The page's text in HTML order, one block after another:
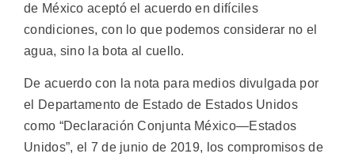
de México aceptó el acuerdo en difíciles
condiciones, con lo que podemos considerar no el
agua, sino la bota al cuello.
De acuerdo con la nota para medios divulgada por
el Departamento de Estado de Estados Unidos
como “Declaración Conjunta México—Estados
Unidos”, el 7 de junio de 2019, los compromisos de